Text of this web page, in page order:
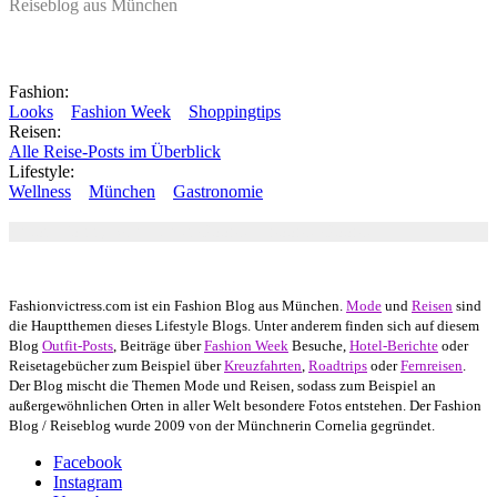
Reiseblog aus München
Fashion:
Looks
Fashion Week
Shoppingtips
Reisen:
Alle Reise-Posts im Überblick
Lifestyle:
Wellness
München Gastronomie
Fashionvictress.com ist ein Fashion Blog aus München. Mode und Reisen sind
die Hauptthemen dieses Lifestyle Blogs. Unter anderem finden sich auf diesem
Blog Outfit-Posts , Beiträge überFashion Week Besuche, Hotel-Berichte oder
Reisetagebücher zum Beispiel überKreuzfahrten Roadtrips oderFernreisen
Der Blog mischt die Themen Mode und Reisen, sodass zum Beispiel an
außergewöhnlichen Orten in aller Welt besondere Fotos entstehen. Der Fashion
Blog / Reiseblog wurde 2009 von der Münchnerin Cornelia gegründet.
Facebook
Instagram